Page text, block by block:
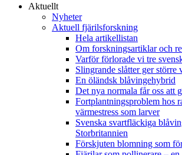
Aktuellt
Nyheter
Aktuell fjärilsforskning
Hela artikellistan
Om forskningsartiklar och
Varför förlorade vi tre
Slingrande slåtter ger större
En öländsk blåvingehybrid
Det nya normala får oss att
Fortplantningsproblem hos
värmestress som larver
Svenska svartfläckiga
Storbritannien
Förskjuten blomning som